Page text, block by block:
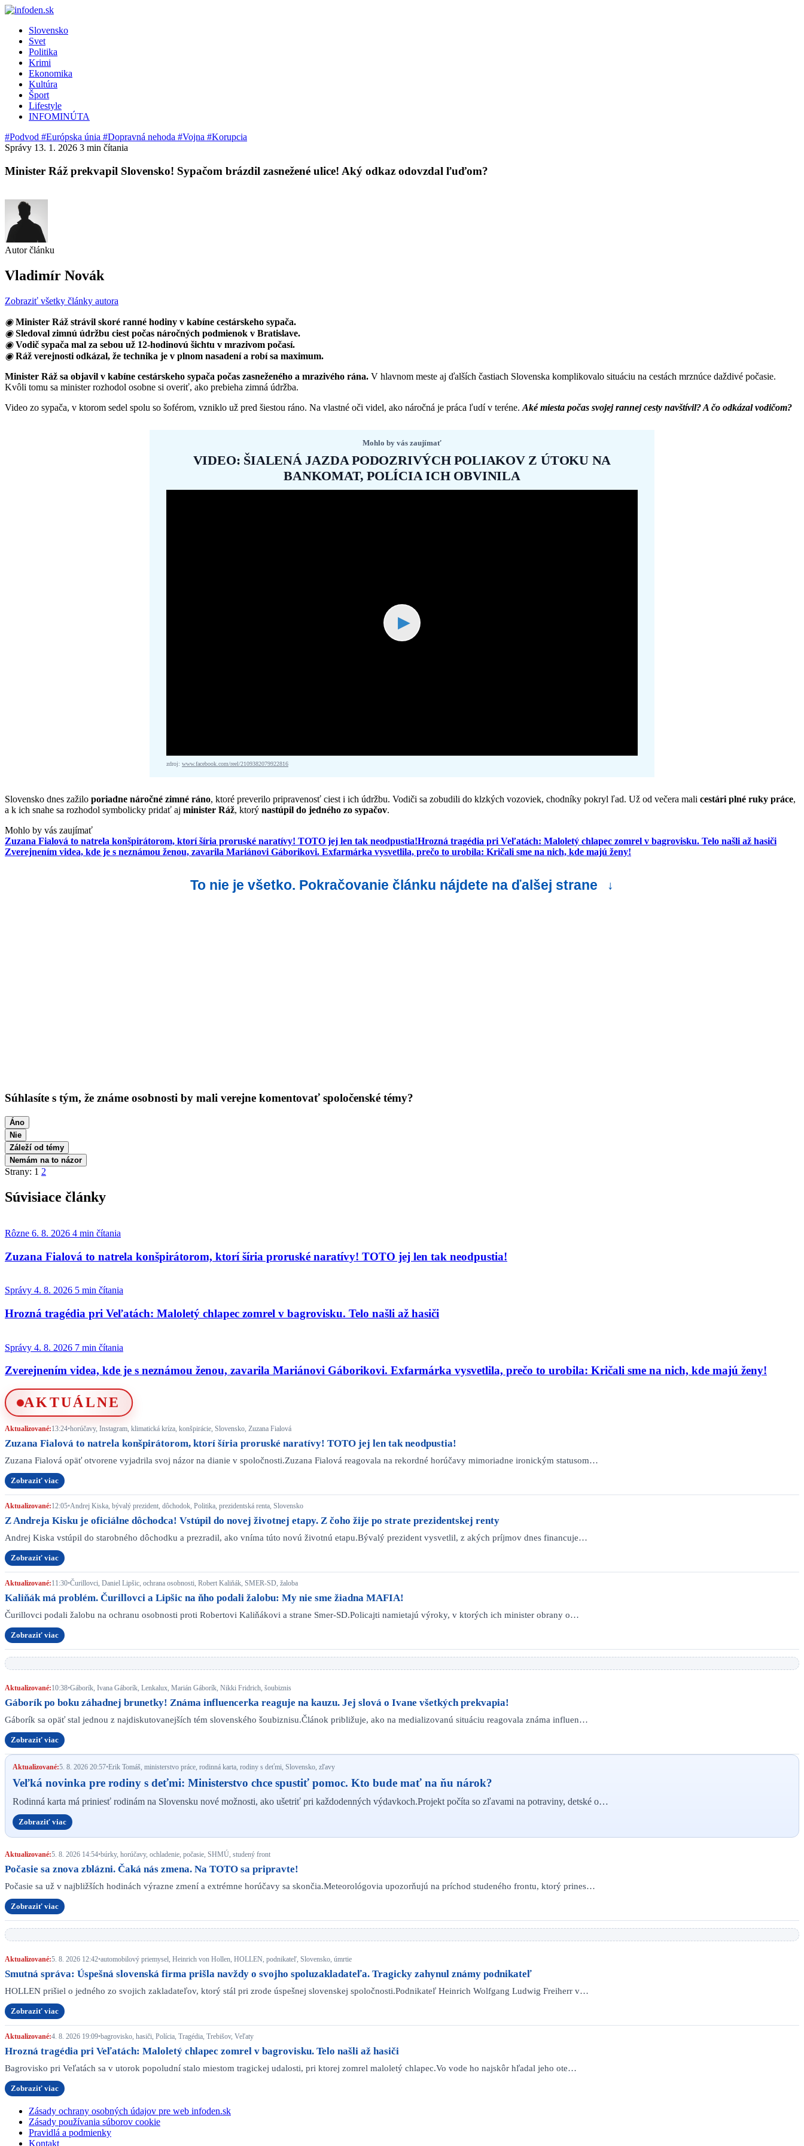
Slovensko
Svet
Politika
Krimi
Ekonomika
Kultúra
Šport
Lifestyle
INFOMINÚTA
#Podvod #Európska únia #Dopravná nehoda #Vojna #Korupcia
Správy 13. 1. 2026 3 min čítania
Minister Ráž prekvapil Slovensko! Sypačom brázdil zasnežené ulice! Aký odkaz odovzdal ľuďom?
Autor článku
Vladimír Novák
Zobraziť všetky články autora
◉ Minister Ráž strávil skoré ranné hodiny v kabíne cestárskeho sypača.
◉ Sledoval zimnú údržbu ciest počas náročných podmienok v Bratislave.
◉ Vodič sypača mal za sebou už 12-hodinovú šichtu v mrazivom počasí.
◉ Ráž verejnosti odkázal, že technika je v plnom nasadení a robí sa maximum.
Minister Ráž sa objavil v kabíne cestárskeho sypača počas zasneženého a mrazivého rána. V hlavnom meste aj ďalších častiach Slovenska komplikovalo situáciu na cestách mrznúce daždivé počasie.
Kvôli tomu sa minister rozhodol osobne si overiť, ako prebieha zimná údržba.
Video zo sypača, v ktorom sedel spolu so šoférom, vzniklo už pred šiestou ráno. Na vlastné oči videl, ako náročná je práca ľudí v teréne. Aké miesta počas svojej rannej cesty navštívil? A čo odkázal vodičom?
Mohlo by vás zaujímať
VIDEO: ŠIALENÁ JAZDA PODOZRIVÝCH POLIAKOV Z ÚTOKU NA
BANKOMAT, POLÍCIA ICH OBVINILA
▶
zdroj: www.facebook.com/reel/2109382079922816
Slovensko dnes zažilo poriadne náročné zimné ráno, ktoré preverilo pripravenosť ciest i ich údržbu. Vodiči sa zobudili do klzkých vozoviek, chodníky pokryl ľad. Už od večera mali cestári plné ruky práce,
a k ich snahe sa rozhodol symbolicky pridať aj minister Ráž, ktorý nastúpil do jedného zo sypačov.
Mohlo by vás zaujímať
Zuzana Fialová to natrela konšpirátorom, ktorí šíria proruské naratívy! TOTO jej len tak neodpustia!Hrozná tragédia pri Veľatách: Maloletý chlapec zomrel v bagrovisku. Telo našli až hasiči
Zverejnením videa, kde je s neznámou ženou, zavarila Mariánovi Gáborikovi. Exfarmárka vysvetlila, prečo to urobila: Kričali sme na nich, kde majú ženy!
To nie je všetko. Pokračovanie článku nájdete na ďalšej strane ↓
Súhlasíte s tým, že známe osobnosti by mali verejne komentovať spoločenské témy?
Áno
Nie
Záleží od témy
Nemám na to názor
Strany: 1 2
Súvisiace články
Rôzne 6. 8. 2026 4 min čítania
Zuzana Fialová to natrela konšpirátorom, ktorí šíria proruské naratívy! TOTO jej len tak neodpustia!
Správy 4. 8. 2026 5 min čítania
Hrozná tragédia pri Veľatách: Maloletý chlapec zomrel v bagrovisku. Telo našli až hasiči
Správy 4. 8. 2026 7 min čítania
Zverejnením videa, kde je s neznámou ženou, zavarila Mariánovi Gáborikovi. Exfarmárka vysvetlila, prečo to urobila: Kričali sme na nich, kde majú ženy!
AKTUÁLNE
Aktualizované:13:24•horúčavy, Instagram, klimatická kríza, konšpirácie, Slovensko, Zuzana Fialová
Zuzana Fialová to natrela konšpirátorom, ktorí šíria proruské naratívy! TOTO jej len tak neodpustia!
Zuzana Fialová opäť otvorene vyjadrila svoj názor na dianie v spoločnosti.Zuzana Fialová reagovala na rekordné horúčavy mimoriadne ironickým statusom…
Zobraziť viac
Aktualizované:12:05•Andrej Kiska, bývalý prezident, dôchodok, Politika, prezidentská renta, Slovensko
Z Andreja Kisku je oficiálne dôchodca! Vstúpil do novej životnej etapy. Z čoho žije po strate prezidentskej renty
Andrej Kiska vstúpil do starobného dôchodku a prezradil, ako vníma túto novú životnú etapu.Bývalý prezident vysvetlil, z akých príjmov dnes financuje…
Zobraziť viac
Aktualizované:11:30•Čurillovci, Daniel Lipšic, ochrana osobnosti, Robert Kaliňák, SMER-SD, žaloba
Kaliňák má problém. Čurillovci a Lipšic na ňho podali žalobu: My nie sme žiadna MAFIA!
Čurillovci podali žalobu na ochranu osobnosti proti Robertovi Kaliňákovi a strane Smer-SD.Policajti namietajú výroky, v ktorých ich minister obrany o…
Zobraziť viac
Aktualizované:10:38•Gáborík, Ivana Gáborík, Lenkalux, Marián Gáborík, Nikki Fridrich, šoubiznis
Gáborík po boku záhadnej brunetky! Známa influencerka reaguje na kauzu. Jej slová o Ivane všetkých prekvapia!
Gáborík sa opäť stal jednou z najdiskutovanejších tém slovenského šoubiznisu.Článok približuje, ako na medializovanú situáciu reagovala známa influen…
Zobraziť viac
Aktualizované:5. 8. 2026 20:57•Erik Tomáš, ministerstvo práce, rodinná karta, rodiny s deťmi, Slovensko, zľavy
Veľká novinka pre rodiny s deťmi: Ministerstvo chce spustiť pomoc. Kto bude mať na ňu nárok?
Rodinná karta má priniesť rodinám na Slovensku nové možnosti, ako ušetriť pri každodenných výdavkoch.Projekt počíta so zľavami na potraviny, detské o…
Zobraziť viac
Aktualizované:5. 8. 2026 14:54•búrky, horúčavy, ochladenie, počasie, SHMÚ, studený front
Počasie sa znova zblázni. Čaká nás zmena. Na TOTO sa pripravte!
Počasie sa už v najbližších hodinách výrazne zmení a extrémne horúčavy sa skončia.Meteorológovia upozorňujú na príchod studeného frontu, ktorý prines…
Zobraziť viac
Aktualizované:5. 8. 2026 12:42•automobilový priemysel, Heinrich von Hollen, HOLLEN, podnikateľ, Slovensko, úmrtie
Smutná správa: Úspešná slovenská firma prišla navždy o svojho spoluzakladateľa. Tragicky zahynul známy podnikateľ
HOLLEN prišiel o jedného zo svojich zakladateľov, ktorý stál pri zrode úspešnej slovenskej spoločnosti.Podnikateľ Heinrich Wolfgang Ludwig Freiherr v…
Zobraziť viac
Aktualizované:4. 8. 2026 19:09•bagrovisko, hasiči, Polícia, Tragédia, Trebišov, Veľaty
Hrozná tragédia pri Veľatách: Maloletý chlapec zomrel v bagrovisku. Telo našli až hasiči
Bagrovisko pri Veľatách sa v utorok popoludní stalo miestom tragickej udalosti, pri ktorej zomrel maloletý chlapec.Vo vode ho najskôr hľadal jeho ote…
Zobraziť viac
Zásady ochrany osobných údajov pre web infoden.sk
Zásady používania súborov cookie
Pravidlá a podmienky
Kontakt